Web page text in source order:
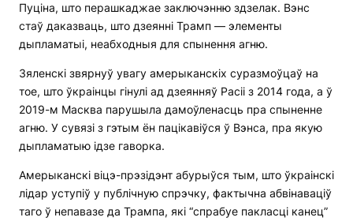
Пуціна, што перашкаджае заключэнню здзелак. Вэнс
стаў даказваць, што дзеянні Трамп — элементы
дыпламатыі, неабходныя для спынення агню.
Зяленскі звярнуў увагу амерыканскіх суразмоўцаў на
тое, што ўкраінцы гінулі ад дзеянняў Расіі з 2014 года, а ў
2019-м Масква парушыла дамоўленасць пра спыненне
агню. У сувязі з гэтым ён пацікавіўся ў Вэнса, пра якую
дыпламатыю ідзе гаворка.
Амерыканскі віцэ-прэзідэнт абурыўся тым, што ўкраінскі
лідар уступіў у публічную спрэчку, фактычна абвінаваціў
таго ў непавазе да Трампа, які “спрабуе пакласці канец”